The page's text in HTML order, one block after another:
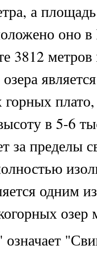
а
оно
3812
в 5-6
за пределы
одним
озер